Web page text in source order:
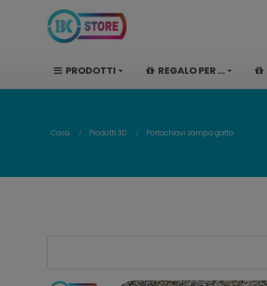
PRODOTTI REGALO PER ...
Casa Prodotti 3D Portachiavi zampa gatto